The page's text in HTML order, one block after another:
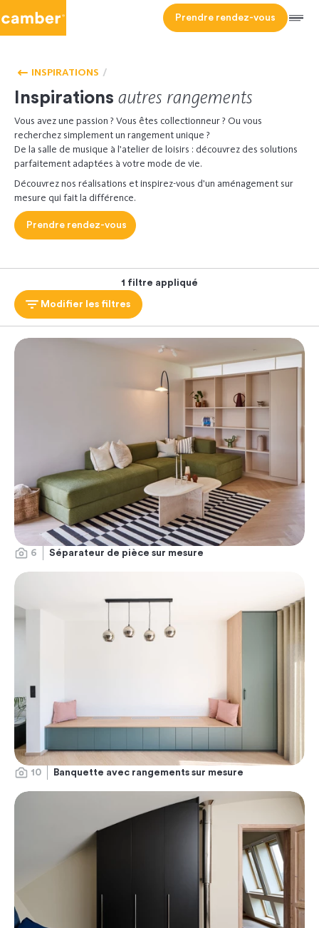
Prendre rendez-vous Menu
- ACCUEIL
INSPIRATIONS
Inspirations autres rangements
Vous avez une passion ? Vous êtes collectionneur ? Ou vous
recherchez simplement un rangement unique ?
De la salle de musique à l’atelier de loisirs : découvrez des solutions
parfaitement adaptées à votre mode de vie.
Découvrez nos réalisations et inspirez-vous d’un aménagement sur
mesure qui fait la différence.
Prendre rendez-vous
1 filtre appliqué
Modifier les filtres
6 Séparateur de pièce sur mesure
10 Banquette avec rangements sur mesure